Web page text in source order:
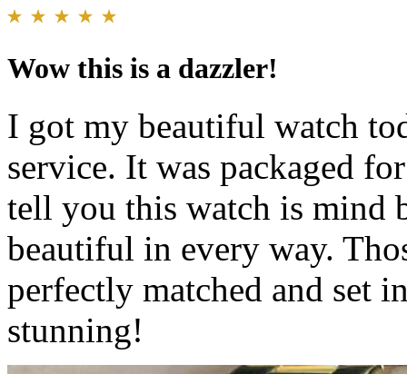
Wow this is a dazzler!
I got my beautiful watch
service. It was packaged
tell you this watch is mind
beautiful in every way.
perfectly matched and set
stunning!